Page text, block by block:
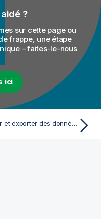
?
sur cette page ou
frappe, une étape
– faites-le-nous
ici
Voir et exporter des données analysées